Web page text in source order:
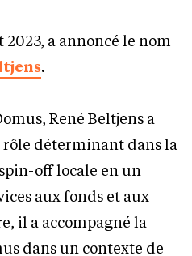
a annoncé le nom
.
René Beltjens a
déterminant dans la
off locale en un
aux fonds et aux
il a accompagné la
dans un contexte de